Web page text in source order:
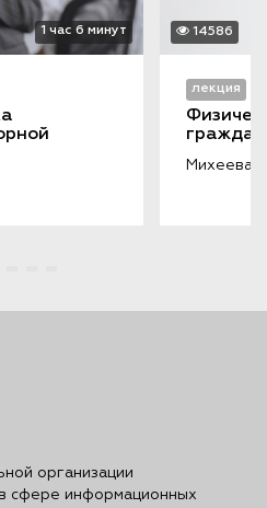
1 час 6 минут 14586
лекция
Михеева
организации
сфере информационных